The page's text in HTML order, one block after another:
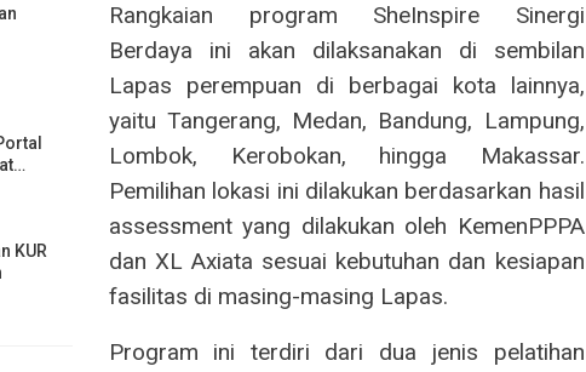
KUR
Rangkaian program SheInspire Sinergi
Berdaya ini akan dilaksanakan di sembilan
Lapas perempuan di berbagai kota lainnya,
yaitu Tangerang, Medan, Bandung, Lampung,
Lombok, Kerobokan, hingga Makassar.
Pemilihan lokasi ini dilakukan berdasarkan hasil
assessment yang dilakukan oleh KemenPPPA
dan XL Axiata sesuai kebutuhan dan kesiapan
fasilitas di masing-masing Lapas.
Program ini terdiri dari dua jenis pelatihan